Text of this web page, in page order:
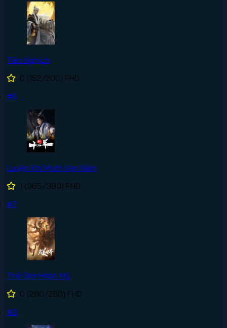
Tiên Nghịch
0 (152/200) FHD
#6
Luyện Khí Mười Vạn Năm
1 (365/380) FHD
#7
Thế Giới Hoàn Mỹ
0 (280/280) FHD
#8